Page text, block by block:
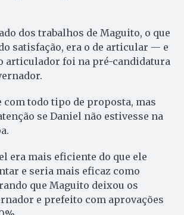
dos trabalhos de Maguito, o que
satisfação, era o de articular — e
articulador foi na pré-candidatura
com todo tipo de proposta, mas
se Daniel não estivesse na
era mais eficiente do que ele
e seria mais eficaz como
que Maguito deixou os
e prefeito com aprovações